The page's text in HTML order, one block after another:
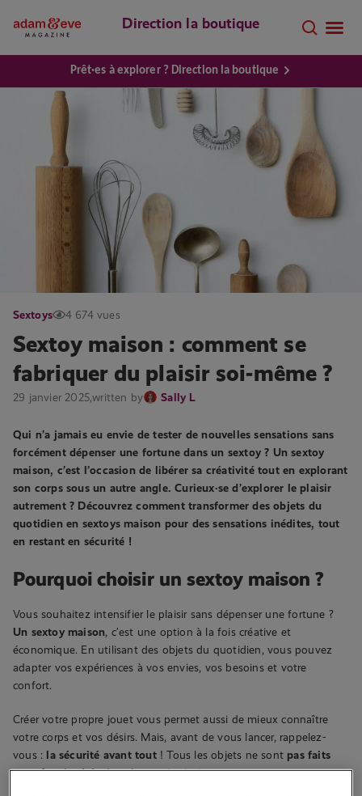
Direction la boutique
Prêt·es à explorer ? Direction la boutique
Sextoys 4 674 vues
Sextoy maison : comment se
fabriquer du plaisir soi-même ?
29 janvier 2025,written by Sally L
Qui n’a jamais eu envie de tester de nouvelles sensations sans
forcément dépenser une fortune dans un sextoy ? Un sextoy
maison, c’est l’occasion de libérer sa créativité tout en explorant
son corps sous un autre angle. Curieux·se d’explorer le plaisir
autrement ? Découvrez comment transformer des objets du
quotidien en sextoys maison pour des sensations inédites, tout
en restant en sécurité !
Pourquoi choisir un sextoy maison ?
Vous souhaitez intensifier le plaisir sans dépenser une fortune ?
Un sextoy maison, c’est une option à la fois créative et
économique. En utilisant des objets du quotidien, vous pouvez
adapter vos expériences à vos envies, vos besoins et votre
confort.
Créer votre propre jouet vous permet aussi de mieux connaître
votre corps et vos désirs. Mais, avant de vous lancer, rappelez-
vous : la sécurité avant tout! Tous les objets ne sontpas faits
pour être insérésdans les parties intimes.